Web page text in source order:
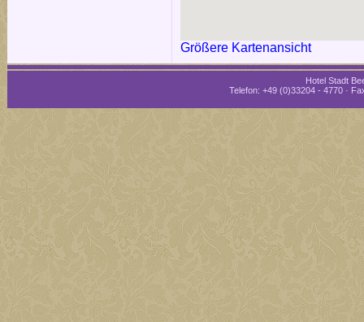
Größere Kartenansicht
Hotel Stadt
Telefon: +49 (0)33204 - 4770 ·